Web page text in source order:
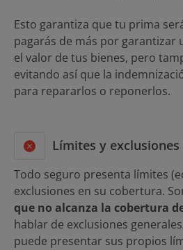
Esto garantiza que tu prima
pagarás de más por garantizar
el valor de tus bienes, pero
evitando así que la
para repararlos o reponerlos.
Límites y exclusiones
Todo seguro presenta límites
exclusiones en su cobertura.
que no alcanza la cobertura
hablar de exclusiones
puede presentar sus propios